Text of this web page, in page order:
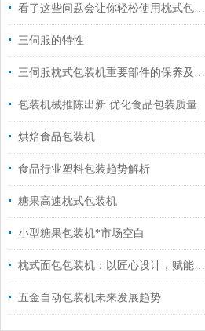
看了这些问题会让你轻松使用枕式包装机
三伺服的特性
三伺服枕式包装机重要部件的保养及润滑工作
包装机械推陈出新 优化食品包装质量
烘焙食品包装机
食品行业塑料包装趋势解析
糖果高速枕式包装机
小型糖果包装机*市场空白
枕式面包包装机：以匠心设计，赋能面包产业高效进阶
五金自动包装机未来发展趋势